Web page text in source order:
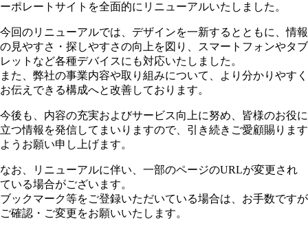
ーポレートサイトを全面的にリニューアルいたしました。
今回のリニューアルでは、デザインを一新するとともに、情報
の見やすさ・探しやすさの向上を図り、スマートフォンやタブ
レットなど各種デバイスにも対応いたしました。
また、弊社の事業内容や取り組みについて、より分かりやすく
お伝えできる構成へと改善しております。
今後も、内容の充実およびサービス向上に努め、皆様のお役に
立つ情報を発信してまいりますので、引き続きご愛顧賜ります
ようお願い申し上げます。
なお、リニューアルに伴い、一部のページのURLが変更され
ている場合がございます。
ブックマーク等をご登録いただいている場合は、お手数ですが
ご確認・ご変更をお願いいたします。